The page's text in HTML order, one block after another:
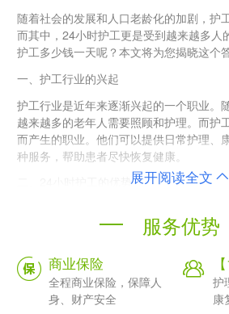
随着社会的发展和人口老龄化的加剧，护
而其中，24小时护工更是受到越来越多人
护工多少钱一天呢？本文将为您揭晓这个答
一、护工行业的兴起
护工行业是近年来逐渐兴起的一个职业。
越来越多的老年人需要照顾和护理。而护
而产生的职业。他们可以提供日常护理、
种服务，帮助患者尽快恢复健康。
二、24小时护工的优势
在任何时候都能够得到及时的照顾。
患者，及时发现并解决任何可能出现的问
3.安全可靠：24小时护工可以确保患者的
展开阅读全文
服务优势
商业保险
全程商业保险，保障人
身、财产安全
护
康